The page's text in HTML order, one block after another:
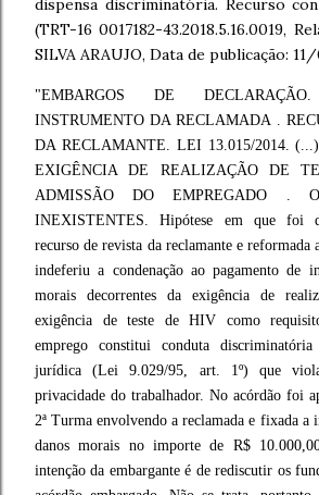
dispensa discriminatória. Recurso
(TRT-16 0017182-43.2018.5.16.0019,
SILVA ARAUJO, Data de publicação:
"EMBARGOS DE
INSTRUMENTO DA RECLAMADA .
DA RECLAMANTE. LEI 13.015/2014.
EXIGÊNCIA DE REALIZAÇÃO DE
ADMISSÃO DO EMPREGADO .
INEXISTENTES. Hipótese em que foi
recurso de revista da reclamante e reformada
indeferiu a condenação ao pagamento de
morais decorrentes da exigência de
exigência de teste de HIV como
emprego constitui conduta
jurídica (Lei 9.029/95, art. 1º) que
privacidade do trabalhador. No acórdão foi
2ª Turma envolvendo a reclamada e fixada a
danos morais no importe de R$
intenção da embargante é de rediscutir os